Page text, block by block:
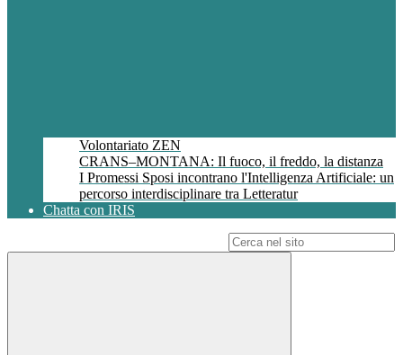
Volontariato ZEN
CRANS–MONTANA: Il fuoco, il freddo, la distanza
I Promessi Sposi incontrano l'Intelligenza Artificiale: un
percorso interdisciplinare tra Letteratur
Chatta con IRIS